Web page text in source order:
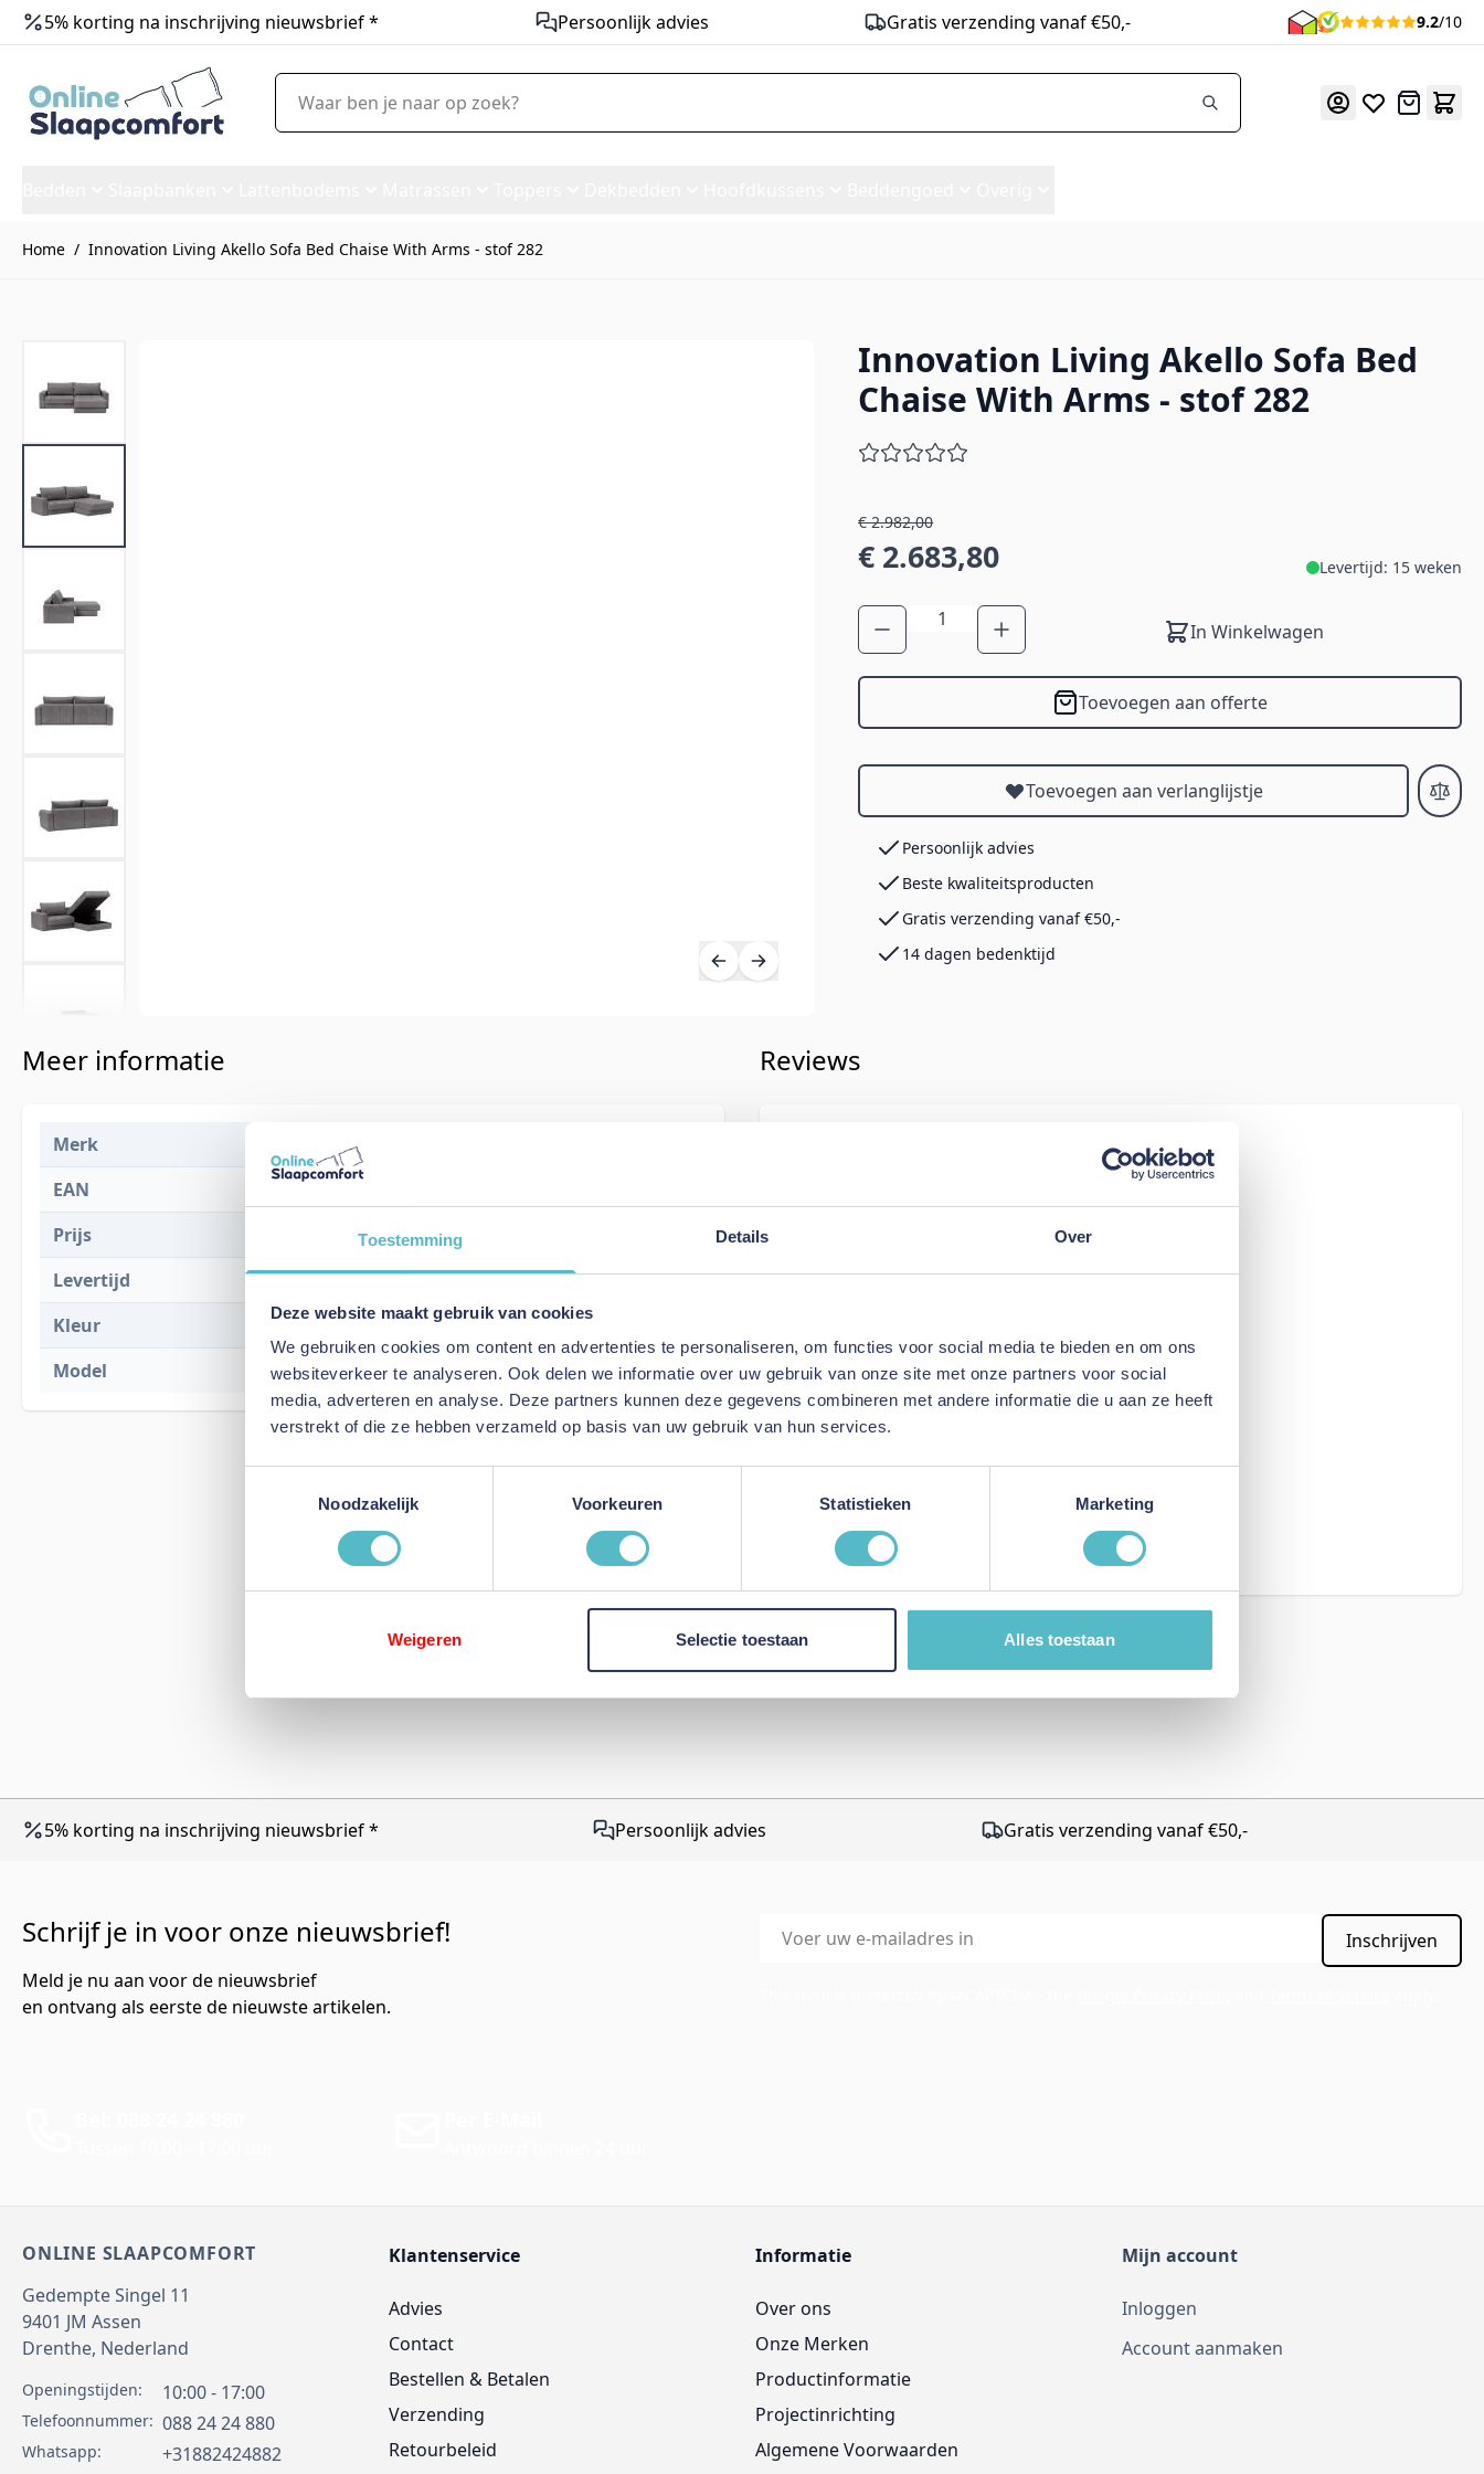
Toestemming Details Over
Deze website maakt gebruik van cookies
We gebruiken cookies om content en advertenties te personaliseren, om functies voor social media te bieden en om ons
websiteverkeer te analyseren. Ook delen we informatie over uw gebruik van onze site met onze partners voor social
media, adverteren en analyse. Deze partners kunnen deze gegevens combineren met andere informatie die u aan ze heeft
verstrekt of die ze hebben verzameld op basis van uw gebruik van hun services.
Noodzakelijk
Voorkeuren Statistieken Marketing
Weigeren Selectie toestaan Alles toestaan
5% korting na inschrijving nieuwsbrief * Persoonlijk advies Gratis verzending vanaf €50,- 9.2/10
Offerte
Waar ben je naar op zoek?
Home / Innovation Living Akello Sofa Bed Chaise With Arms - stof 282
Innovation Living Akello Sofa Bed Chaise With Arms - stof 282Innovation Living Akello Sofa Bed
Chaise With Arms - stof 282
€ 2.982,00
€ 2.683,80 Levertijd: 15 weken
Aantal
In Winkelwagen
Toevoegen aan offerte
Toevoegen aan verlanglijstje
Persoonlijk advies
Beste kwaliteitsproducten
Gratis verzending vanaf €50,-
14 dagen bedenktijd
Meer informatie
Merk
EAN
Prijs
€ 2.982,00
Levertijd
15 weken
Kleur
282 Avella Warm Grey
Model
Akello Sofa Bed Chaise With Arms
Reviews
Akello Sofa Bed Chaise With Arms - stof 282
This form is protected by reCAPTCHA - the
5% korting na inschrijving nieuwsbrief * Persoonlijk advies Gratis verzending vanaf €50,-
Schrijf je in voor onze nieuwsbrief!
Meld je nu aan voor de nieuwsbrief
en ontvang als eerste de nieuwste artikelen.
E-mailadres
Inschrijven
ONLINE SLAAPCOMFORT
Gedempte Singel 11
9401 JM Assen
Drenthe, Nederland
Openingstijden: 10:00 - 17:00
Telefoonnummer: 088 24 24 880
Whatsapp: +31882424882
Klantenservice
Advies
Contact
Bestellen & Betalen
Verzending
Retourbeleid
Informatie
Over ons
Onze Merken
Productinformatie
Projectinrichting
Algemene Voorwaarden
Mijn account
Inloggen
Account aanmaken